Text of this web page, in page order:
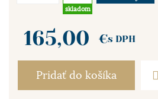
skladom
165,00 €s DPH
Pridať do košíka